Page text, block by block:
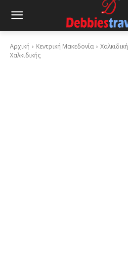
Αρχική Κεντρική Μακεδονία Χαλκιδική
Χαλκιδικής